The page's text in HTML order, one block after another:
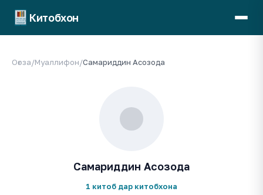
Китобхон
Оғоза/Муаллифон/Самариддин Асозода
Самариддин Асозода
1 китоб дар китобхона